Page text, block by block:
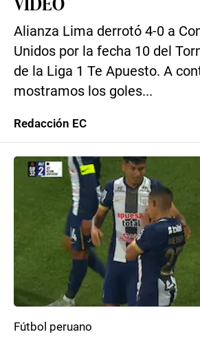
Alianza Lima derrotó 4-0 a
Unidos por la fecha 10 del
de la Liga 1 Te Apuesto. A
mostramos los goles...
Redacción EC
Fútbol peruano